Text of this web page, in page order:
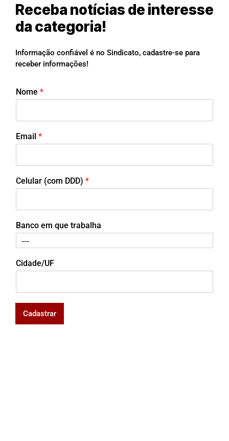
Receba notícias de interesse
da categoria!
Informação confiável é no Sindicato, cadastre-se para
receber informações!
Nome *
Email *
Celular (com DDD) *
Banco em que trabalha
Cidade/UF
Cadastrar